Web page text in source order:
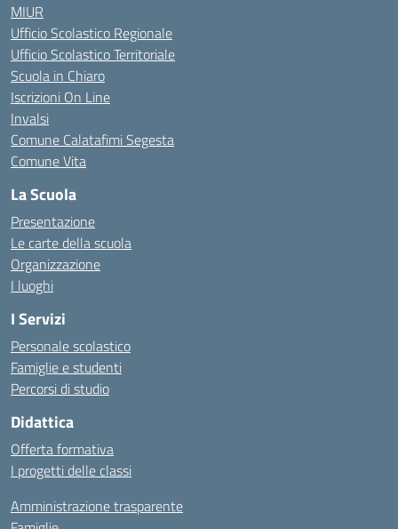
MIUR
Ufficio Scolastico Regionale
Ufficio Scolastico Territoriale
Scuola in Chiaro
Iscrizioni On Line
Invalsi
Comune Calatafimi Segesta
Comune Vita
La Scuola
Presentazione
Le carte della scuola
Organizzazione
I luoghi
I Servizi
Personale scolastico
Famiglie e studenti
Percorsi di studio
Didattica
Offerta formativa
I progetti delle classi
Amministrazione trasparente